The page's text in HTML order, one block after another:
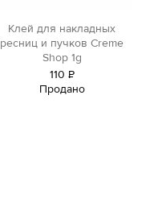
Клей для накладных
ресниц и пучков Creme
Shop 1g
110 Р
уб.
Продано